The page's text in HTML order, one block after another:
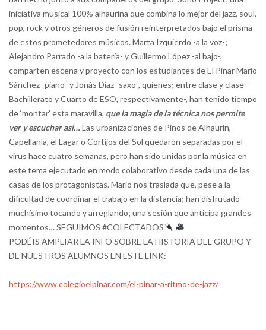
iniciativa musical 100% alhaurina que combina lo mejor del jazz, soul,
pop, rock y otros géneros de fusión reinterpretados bajo el prisma
de estos prometedores músicos. Marta Izquierdo -a la voz-;
Alejandro Parrado -a la batería- y Guillermo López -al bajo-,
comparten escena y proyecto con los estudiantes de El Pinar Mario
Sánchez -piano- y Jonás Díaz -saxo-, quienes; entre clase y clase -
Bachillerato y Cuarto de ESO, respectivamente-, han tenido tiempo
de ‘montar’ esta maravilla, que la magia de la técnica nos permite
ver y escuchar así…Las urbanizaciones de Pinos de Alhaurín,
Capellanía, el Lagar o Cortijos del Sol quedaron separadas por el
virus hace cuatro semanas, pero han sido unidas por la música en
este tema ejecutado en modo colaborativo desde cada una de las
casas de los protagonistas. Mario nos traslada que, pese a la
dificultad de coordinar el trabajo en la distancia; han disfrutado
muchísimo tocando y arreglando; una sesión que anticipa grandes
momentos… SEGUIMOS #COLECTADOS
PODÉIS AMPLIAR LA INFO SOBRE LA HISTORIA DEL GRUPO Y
DE NUESTROS ALUMNOS EN ESTE LINK:
https://www.colegioelpinar.com/el-pinar-a-ritmo-de-jazz/